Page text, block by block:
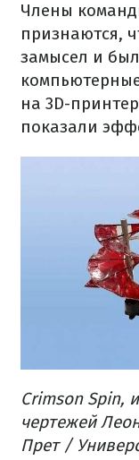
Члены
признаются,
замысел и
на 3D-
показали
Crimson Spin,
чертежей
Прет /